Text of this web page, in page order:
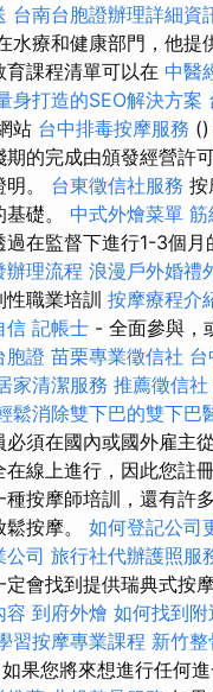
台南台胞證辦理詳細資
水療和健康部門，他提
育課程清單可以在 中醫
身打造的SEO解決方案
站 台中排毒按摩服務 ()
期的完成由頒發經營許
。 台東徵信社服務 按
礎。 中式外燴菜單 筋
過在監督下進行1-3個月
辦理流程 浪漫戶外婚禮
性職業培訓 按摩療程介
信 記帳士 - 全面參與，
胞證 苗栗專業徵信社
家清潔服務 推薦徵信社
鬆消除雙下巴的雙下巴
必須在國內或國外雇主
在線上進行，因此您註
種按摩師培訓，還有許
按摩。 如何登記公司
公司 旅行社代辦護照服
定會找到提供瑞典式按
容 到府外燴 如何找到
習按摩專業課程 新竹
果您將來想進行任何